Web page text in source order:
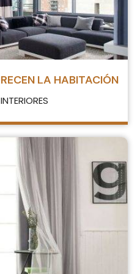
LA HABITACIÓN